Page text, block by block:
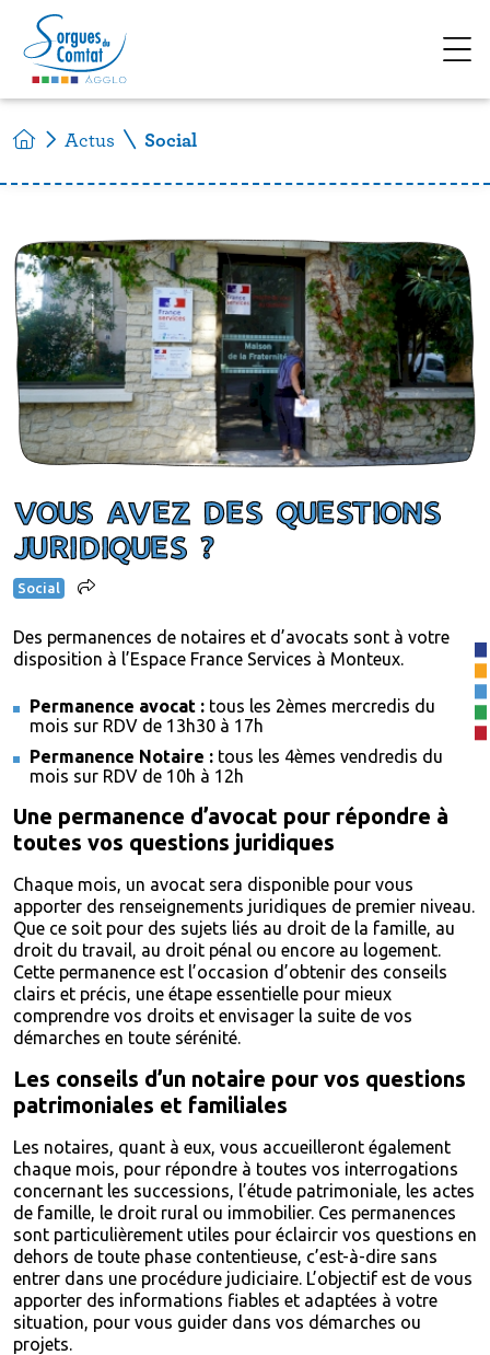
Accéder au contenu
Actus Social
VOUS AVEZ DES QUESTIONS
JURIDIQUES ?
Social
Des permanences de notaires et d’avocats sont à votre
disposition à l’Espace France Services à Monteux.
Permanence avocat : tous les 2èmes mercredis du
mois sur RDV de 13h30 à 17h
Permanence Notaire : tous les 4èmes vendredis du
mois sur RDV de 10h à 12h
Une permanence d’avocat pour répondre à
toutes vos questions juridiques
Chaque mois, un avocat sera disponible pour vous
apporter des renseignements juridiques de premier niveau.
Que ce soit pour des sujets liés au droit de la famille, au
droit du travail, au droit pénal ou encore au logement.
Cette permanence est l’occasion d’obtenir des conseils
clairs et précis, une étape essentielle pour mieux
comprendre vos droits et envisager la suite de vos
démarches en toute sérénité.
Les conseils d’un notaire pour vos questions
patrimoniales et familiales
Les notaires, quant à eux, vous accueilleront également
chaque mois, pour répondre à toutes vos interrogations
concernant les successions, l’étude patrimoniale, les actes
de famille, le droit rural ou immobilier. Ces permanences
sont particulièrement utiles pour éclaircir vos questions en
dehors de toute phase contentieuse, c’est-à-dire sans
entrer dans une procédure judiciaire. L’objectif est de vous
apporter des informations fiables et adaptées à votre
situation, pour vous guider dans vos démarches ou
projets.